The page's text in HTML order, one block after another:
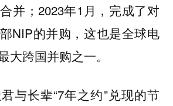
并；2023年1月，完成了对
NIP的并购，这也是全球电
大跨国并购之一。
与长辈“7年之约”兑现的节